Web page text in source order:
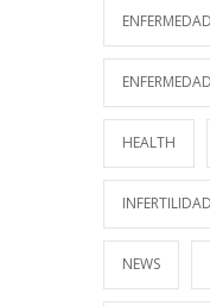
HEALTH
NEWS